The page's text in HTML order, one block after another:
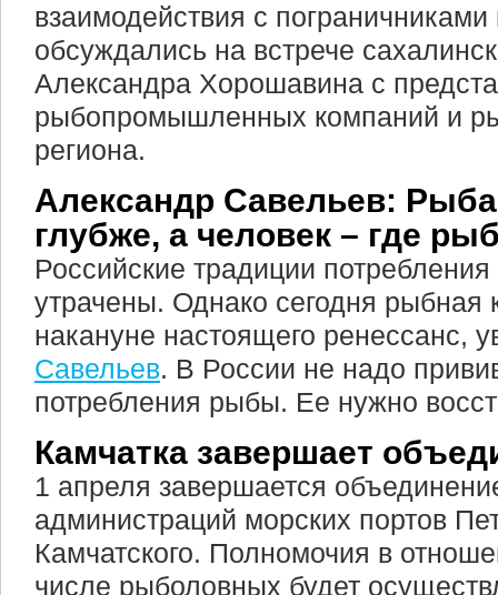
взаимодействия с
обсуждались на встрече
Александра Хорошавина с
рыбопромышленных компаний и
региона.
Александр Савельев: Рыба
глубже, а человек – где
Российские традиции
утрачены. Однако сегодня рыбная
накануне настоящего ренессанс,
Савельев. В России не надо
потребления рыбы. Ее нужно
Камчатка завершает
1 апреля завершается
администраций морских портов
Камчатского. Полномочия в
числе рыболовных будет